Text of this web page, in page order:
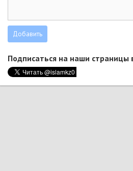
Подписаться на наши страницы